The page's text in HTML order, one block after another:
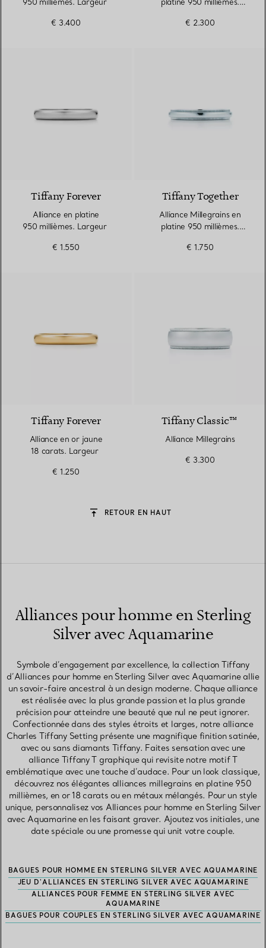
€ 3.400
€ 2.300
Tiffany Forever
Alliance en platine
950 millièmes. Largeur
€ 1.550
Tiffany Together
Alliance Millegrains en
platine 950 millièmes.
€ 1.750
Tiffany Forever
Alliance en or jaune
18 carats. Largeur
€ 1.250
Tiffany Classic™
Alliance Millegrains
€ 3.300
RETOUR EN HAUT
Alliances pour homme en Sterling
Silver avec Aquamarine
Symbole d’engagement par excellence, la collection Tiffany
d’Alliances pour homme en Sterling Silver avec Aquamarine allie
un savoir-faire ancestral à un design moderne. Chaque alliance
est réalisée avec la plus grande passion et la plus grande
précision pour atteindre une beauté que nul ne peut ignorer.
Confectionnée dans des styles étroits et larges, notre alliance
Charles Tiffany Setting présente une magnifique finition satinée,
avec ou sans diamants Tiffany. Faites sensation avec une
alliance Tiffany T graphique qui revisite notre motif T
emblématique avec une touche d’audace. Pour un look classique,
découvrez nos élégantes alliances millegrains en platine 950
millièmes, en or 18 carats ou en métaux mélangés. Pour un style
unique, personnalisez vos Alliances pour homme en Sterling Silver
avec Aquamarine en les faisant graver. Ajoutez vos initiales, une
date spéciale ou une promesse qui unit votre couple.
BAGUES POUR HOMME EN STERLING SILVER AVEC AQUAMARINE
JEU D'ALLIANCES EN STERLING SILVER AVEC AQUAMARINE
ALLIANCES POUR FEMME EN STERLING SILVER AVEC
AQUAMARINE
BAGUES POUR COUPLES EN STERLING SILVER AVEC AQUAMARINE